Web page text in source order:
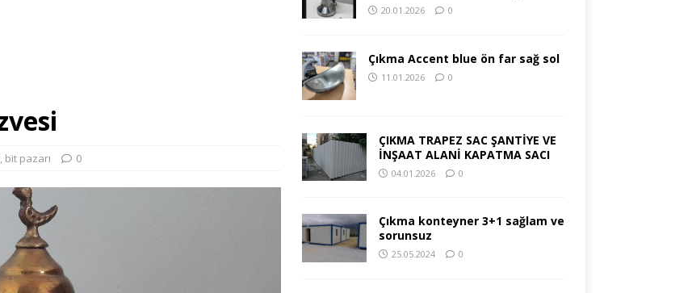
, bit pazarı 0
20.01.2026 0
Çıkma Accent blue ön far sağ sol
11.01.2026 0
ÇIKMA TRAPEZ SAC ŞANTİYE VE
İNŞAAT ALANİ KAPATMA SACI
04.01.2026 0
Çıkma konteyner 3+1 sağlam ve
sorunsuz
25.05.2024 0